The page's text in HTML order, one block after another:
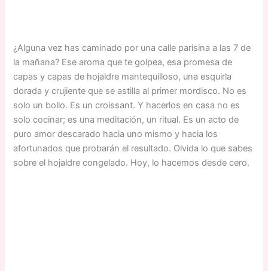
¿Alguna vez has caminado por una calle parisina a las 7 de
la mañana? Ese aroma que te golpea, esa promesa de
capas y capas de hojaldre mantequilloso, una esquirla
dorada y crujiente que se astilla al primer mordisco. No es
solo un bollo. Es un croissant. Y hacerlos en casa no es
solo cocinar; es una meditación, un ritual. Es un acto de
puro amor descarado hacia uno mismo y hacia los
afortunados que probarán el resultado. Olvida lo que sabes
sobre el hojaldre congelado. Hoy, lo hacemos desde cero.